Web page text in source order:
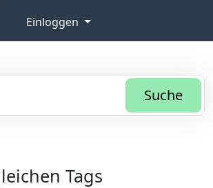
Einloggen
Suche
Tags